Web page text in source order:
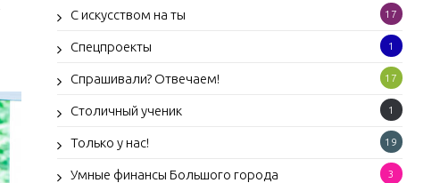
С искусством на ты 17
Спецпроекты 1
Спрашивали? Отвечаем! 17
Столичный ученик 1
Только у нас! 19
Умные финансы Большого города 3